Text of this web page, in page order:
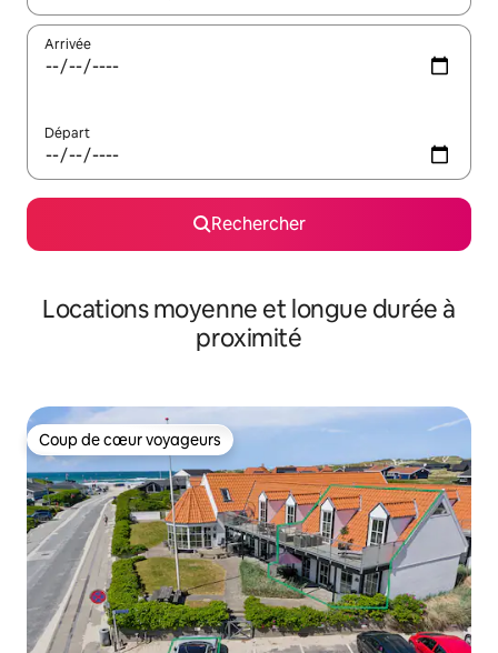
Arrivée
Départ
Rechercher
Locations moyenne et longue durée à
proximité
Coup de cœur voyageurs
Coup de cœur voyageurs